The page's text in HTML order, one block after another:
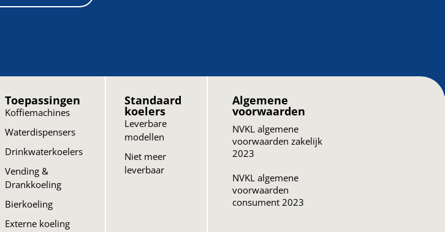
Toepassingen
Koffiemachines
Waterdispensers
Drinkwaterkoelers
Vending &
Drankkoeling
Bierkoeling
Externe koeling
Standaard
koelers
Leverbare
modellen
Niet meer
leverbaar
Algemene
voorwaarden
NVKL algemene
voorwaarden zakelijk
2023
NVKL algemene
voorwaarden
consument 2023